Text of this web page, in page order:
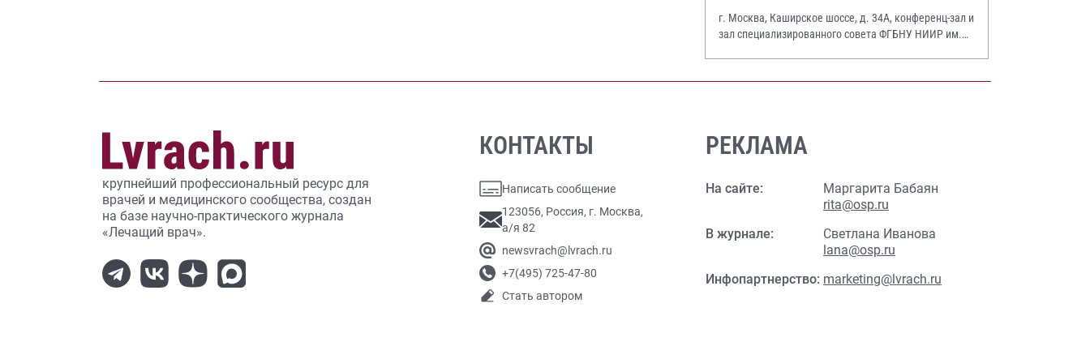
г. Москва, Каширское шоссе, д. 34А, конференц-зал и
зал специализированного совета ФГБНУ НИИР им.
крупнейший профессиональный ресурс для
врачей и медицинского сообщества, создан
на базе научно-практического журнала
«Лечащий врач».
КОНТАКТЫ
Написать сообщение
123056, Россия, г. Москва,
а/я 82
newsvrach@lvrach.ru
+7(495) 725-47-80
Стать автором
РЕКЛАМА
На сайте:
Маргарита Бабаян
rita@osp.ru
В журнале:
Светлана Иванова
lana@osp.ru
Инфопартнерство: marketing@lvrach.ru